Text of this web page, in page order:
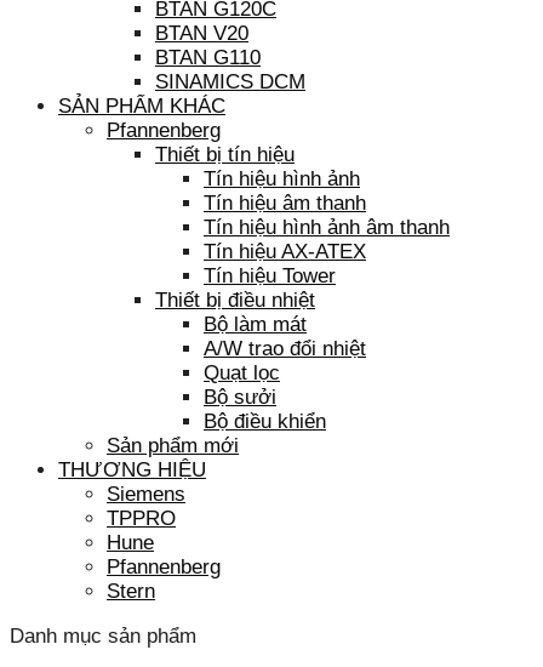
BTAN G120C
BTAN V20
BTAN G110
SINAMICS DCM
SẢN PHẨM KHÁC
Pfannenberg
Thiết bị tín hiệu
Tín hiệu hình ảnh
Tín hiệu âm thanh
Tín hiệu hình ảnh âm thanh
Tín hiệu AX-ATEX
Tín hiệu Tower
Thiết bị điều nhiệt
Bộ làm mát
A/W trao đổi nhiệt
Quạt lọc
Bộ sưởi
Bộ điều khiển
Sản phẩm mới
THƯƠNG HIỆU
Siemens
TPPRO
Hune
Pfannenberg
Stern
Danh mục sản phẩm